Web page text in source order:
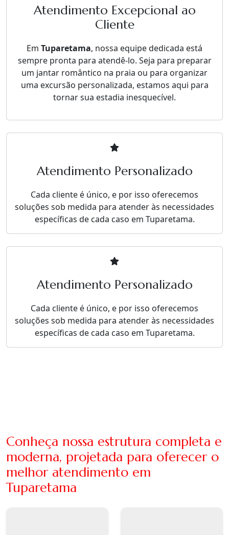
Atendimento Excepcional ao
Cliente
Em Tuparetama, nossa equipe dedicada está
sempre pronta para atendê-lo. Seja para preparar
um jantar romântico na praia ou para organizar
uma excursão personalizada, estamos aqui para
tornar sua estadia inesquecível.
Atendimento Personalizado
Cada cliente é único, e por isso oferecemos
soluções sob medida para atender às necessidades
específicas de cada caso em Tuparetama.
Atendimento Personalizado
Cada cliente é único, e por isso oferecemos
soluções sob medida para atender às necessidades
específicas de cada caso em Tuparetama.
Conheça nossa estrutura completa e
moderna, projetada para oferecer o
melhor atendimento em
Tuparetama